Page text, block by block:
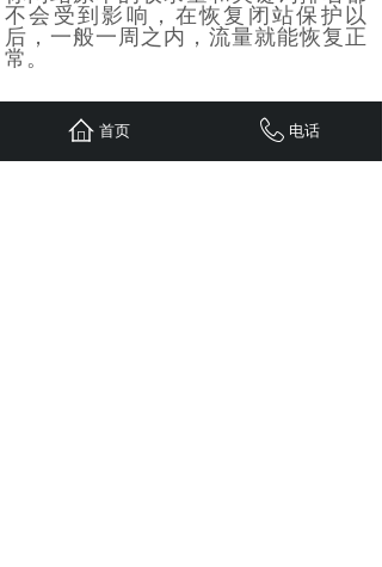
不会受到影响，在恢复闭站保护以
后，一般一周之内，流量就能恢复正
常。
首页 电话